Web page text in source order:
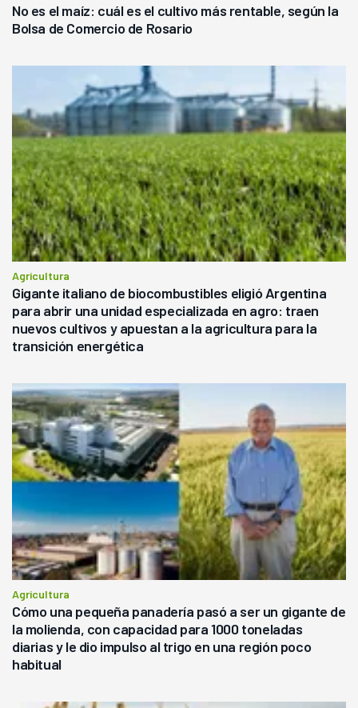
No es el maíz: cuál es el cultivo más rentable, según la
Bolsa de Comercio de Rosario
Agricultura
Gigante italiano de biocombustibles eligió Argentina
para abrir una unidad especializada en agro: traen
nuevos cultivos y apuestan a la agricultura para la
transición energética
Agricultura
Cómo una pequeña panadería pasó a ser un gigante de
la molienda, con capacidad para 1000 toneladas
diarias y le dio impulso al trigo en una región poco
habitual